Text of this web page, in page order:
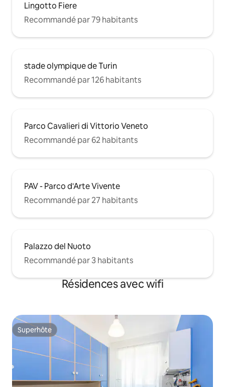
Lingotto Fiere
Recommandé par 79 habitants
stade olympique de Turin
Recommandé par 126 habitants
Parco Cavalieri di Vittorio Veneto
Recommandé par 62 habitants
PAV - Parco d'Arte Vivente
Recommandé par 27 habitants
Palazzo del Nuoto
Recommandé par 3 habitants
Résidences avec wifi
Superhôte
Superhôte